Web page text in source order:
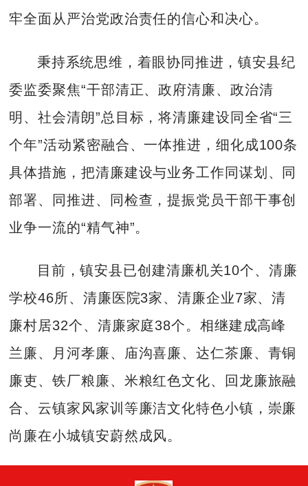
牢全面从严治党政治责任的信心和决心。
秉持系统思维，着眼协同推进，镇安县纪
委监委聚焦“干部清正、政府清廉、政治清
明、社会清朗”总目标，将清廉建设同全省“三
个年”活动紧密融合、一体推进，细化成100条
具体措施，把清廉建设与业务工作同谋划、同
部署、同推进、同检查，提振党员干部干事创
业争一流的“精气神”。
目前，镇安县已创建清廉机关10个、清廉
学校46所、清廉医院3家、清廉企业7家、清
廉村居32个、清廉家庭38个。相继建成高峰
兰廉、月河孝廉、庙沟喜廉、达仁茶廉、青铜
廉吏、铁厂粮廉、米粮红色文化、回龙廉旅融
合、云镇家风家训等廉洁文化特色小镇，崇廉
尚廉在小城镇安蔚然成风。